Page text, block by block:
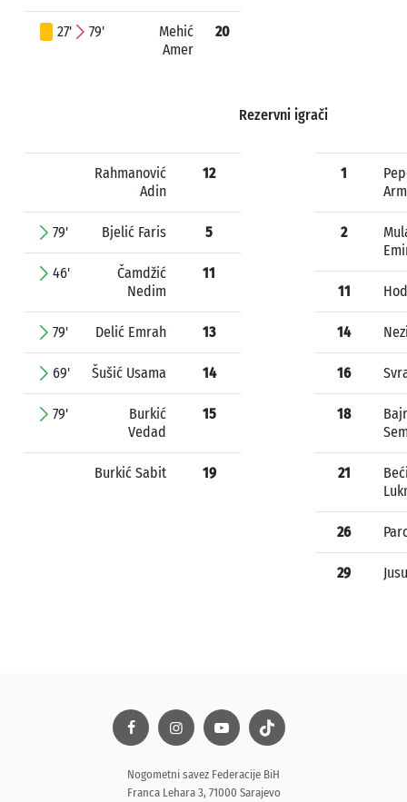
27' 79'
Mehić
Amer
20
Rezervni igrači
Rahmanović
Adin
12
79' Bjelić Faris 5
46'
Čamdžić
Nedim
11
79' Delić Emrah 13
69' Šušić Usama 14
79'
Burkić
Vedad
15
Burkić Sabit 19
1
2
11
14
16
18
21
26
29
Nogometni savez Federacije BiH
Franca Lehara 3, 71000 Sarajevo